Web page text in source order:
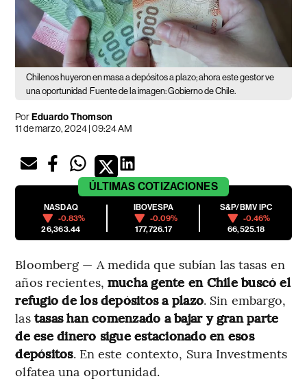
Chilenos huyeron en masa a depósitos a plazo; ahora este gestor ve
una oportunidad Fuente de la imagen: Gobierno de Chile.
PorEduardo Thomson
11 de marzo, 2024 | 09:24 AM
ÚLTIMAS COTIZACIONES
NASDAQ
-0.83%
26,363.44
IBOVESPA
-0.09%
177,726.17
S&P/BMV IPC
-0.46%
66,525.18
Bloomberg — A medida que subían las tasas en
años recientes, mucha gente en Chile buscó el
refugio de los depósitos a plazo. Sin embargo,
las tasas han comenzado a bajar y gran parte
de ese dinero sigue estacionado en esos
depósitos. En este contexto, Sura Investments
olfatea una oportunidad.